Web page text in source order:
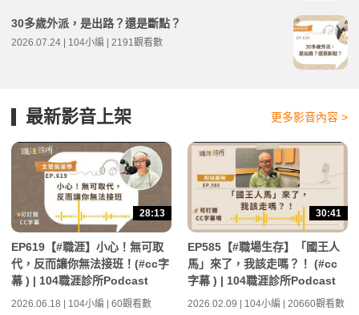
30多歲外派，是出路？還是斷點？
2026.07.24 | 104小編 | 2191觀看數
最新影音上架 更多影音內容 >
28:13
EP619【#職涯】小心！無可取
代，反而讓你無法接班！(#cc字
幕 ) | 104職涯診所Podcast
2026.06.18 | 104小編 | 60觀看數
30:41
EP585【#職場生存】「國王人
馬」來了，我該走嗎？！ (#cc
字幕 ) | 104職涯診所Podcast
2026.02.09 | 104小編 | 20660觀看數